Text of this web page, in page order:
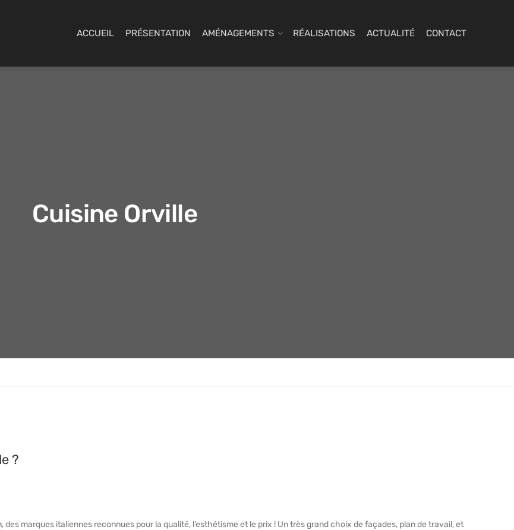
ACCUEIL PRÉSENTATION AMÉNAGEMENTS RÉALISATIONS ACTUALITÉ CONTACT
Cuisine Orville
?
, des marques italiennes reconnues pour la qualité, l’esthétisme et le prix ! Un très grand choix de façades, plan de travail, et